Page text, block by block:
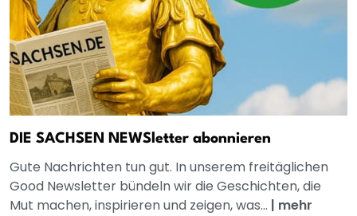
DIE SACHSEN NEWSletter abonnieren
Gute Nachrichten tun gut. In unserem freitäglichen
Good Newsletter bündeln wir die Geschichten, die
Mut machen, inspirieren und zeigen, was... | mehr